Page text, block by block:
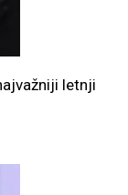
letnji